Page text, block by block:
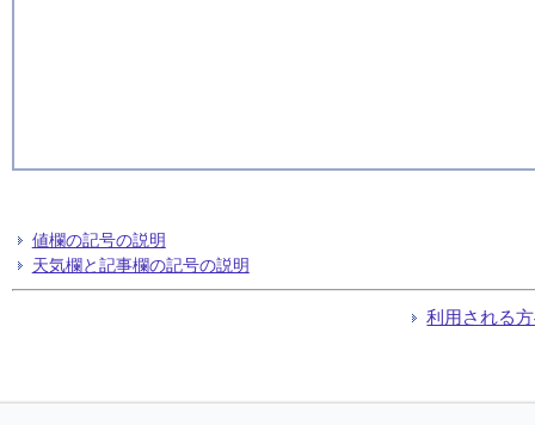
値欄の記号の説明
天気欄と記事欄の記号の説明
利用される